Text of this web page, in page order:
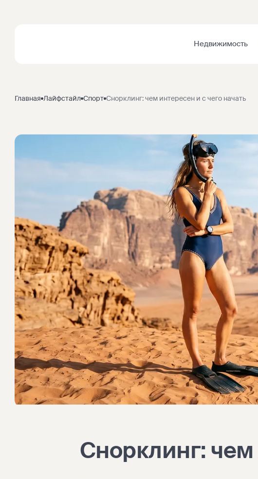
Недвижимость
Главная Лайфстайл Спорт Снорклинг: чем интересен и с чего начать
Снорклинг: чем